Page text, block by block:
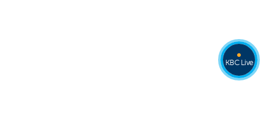
KBC Live